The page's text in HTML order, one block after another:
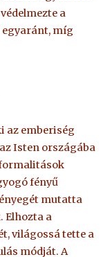
a
egyaránt, míg
az emberiség
Isten országába
formalitások
fényű
mutatta
Elhozta a
világossá tette a
módját. A